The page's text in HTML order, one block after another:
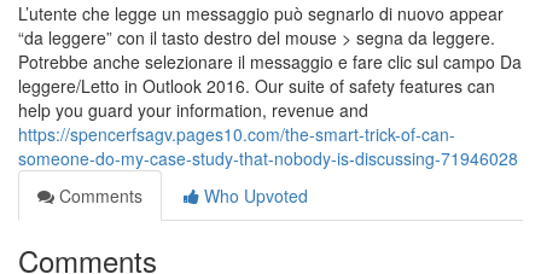
L’utente che legge un messaggio può segnarlo di nuovo appear
“da leggere” con il tasto destro del mouse > segna da leggere.
Potrebbe anche selezionare il messaggio e fare clic sul campo Da
leggere/Letto in Outlook 2016. Our suite of safety features can
help you guard your information, revenue and
https://spencerfsagv.pages10.com/the-smart-trick-of-can-
someone-do-my-case-study-that-nobody-is-discussing-71946028
Comments
Who Upvoted
Comments